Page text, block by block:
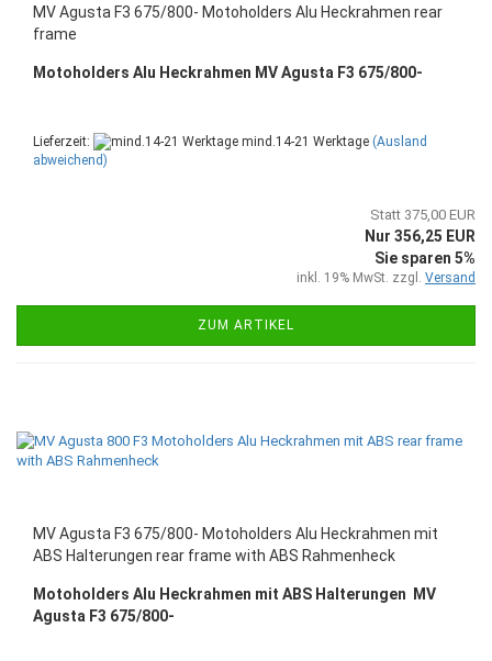
MV Agusta F3 675/800- Motoholders Alu Heckrahmen rear
frame
Motoholders Alu Heckrahmen MV Agusta F3 675/800-
Lieferzeit: mind.14-21 Werktage (Ausland
abweichend)
Statt 375,00 EUR
Nur 356,25 EUR
Sie sparen 5%
inkl. 19% MwSt. zzgl. Versand
ZUM ARTIKEL
MV Agusta F3 675/800- Motoholders Alu Heckrahmen mit
ABS Halterungen rear frame with ABS Rahmenheck
Motoholders Alu Heckrahmen mit ABS Halterungen
MV
Agusta F3 675/800-